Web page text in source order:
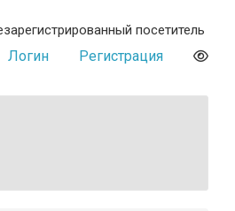
посетитель
Логин Регистрация